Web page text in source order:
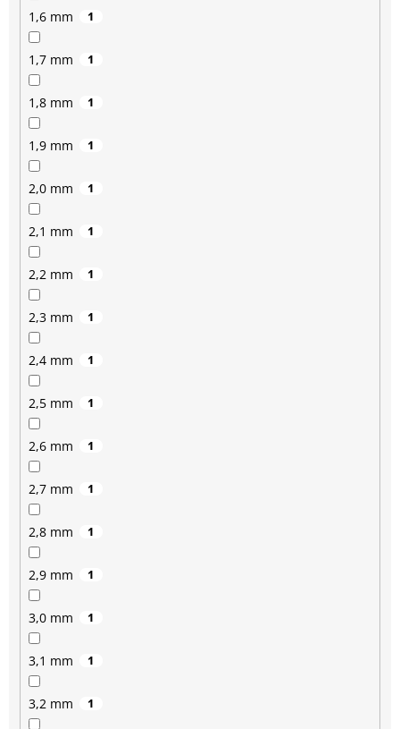
1,6 mm 1
1,7 mm 1
1,8 mm 1
1,9 mm 1
2,0 mm 1
2,1 mm 1
2,2 mm 1
2,3 mm 1
2,4 mm 1
2,5 mm 1
2,6 mm 1
2,7 mm 1
2,8 mm 1
2,9 mm 1
3,0 mm 1
3,1 mm 1
3,2 mm 1